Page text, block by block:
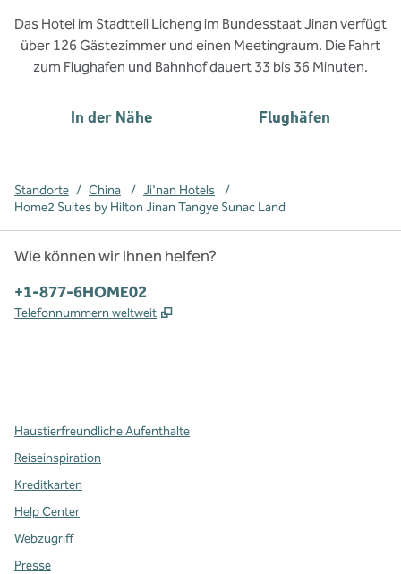
Das Hotel im Stadtteil Licheng im Bundesstaat Jinan verfügt
über 126 Gästezimmer und einen Meetingraum. Die Fahrt
zum Flughafen und Bahnhof dauert 33 bis 36 Minuten.
In der Nähe Flughäfen
Standorte / China / Ji'nan Hotels
/
Home2 Suites by Hilton Jinan Tangye Sunac Land
Wie können wir Ihnen helfen?
Telefon:
+1-877-6HOME02
Telefonnummern weltweit ,
Haustierfreundliche Aufenthalte
Reiseinspiration
Kreditkarten
Help Center
Webzugriff
Presse